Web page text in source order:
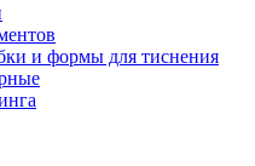
и формы для тиснения